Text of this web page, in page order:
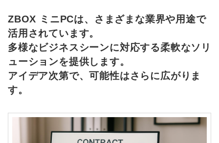
ZBOX ミニPCは、さまざまな業界や用途で
活用されています。
多様なビジネスシーンに対応する柔軟なソリ
ューションを提供します。
アイデア次第で、可能性はさらに広がりま
す。